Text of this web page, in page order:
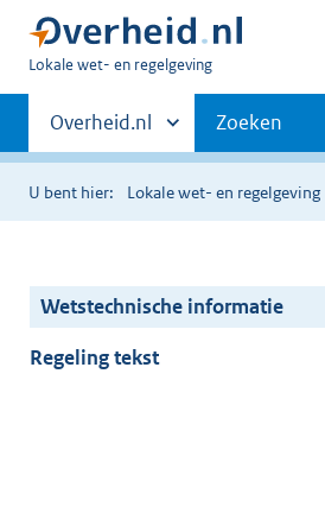
U
hier:
Lokale wet- en regelgeving
Primaire
navigatie
Andere
sites
binnen
Overheid.nl Zoeken
U bent hier: Lokale wet- en regelgeving
Wetstechnische informatie
Regeling tekst